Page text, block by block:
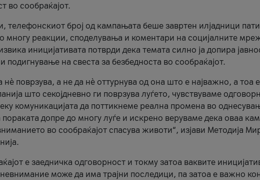
во сообраќајот.
телефонскиот број од кампањата беше завртен илјадници
многу реакции, споделувања и коментари на социјалните
иницијативата потврди дека темата силно ја допира
подигнување на свеста за безбедноста во сообраќајот.
нè поврзува, а не да нè оттурнува од она што е најважно, а тоа
што секојдневно ги поврзува луѓето, чувствуваме
комуникацијата да поттикнеме реална промена во
допре до многу луѓе и искрено веруваме дека оваа
во сообраќајот спасува животи“, изјави Методија
е заедничка одговорност и токму затоа ваквите
може да има трајни последици, па затоа е важно